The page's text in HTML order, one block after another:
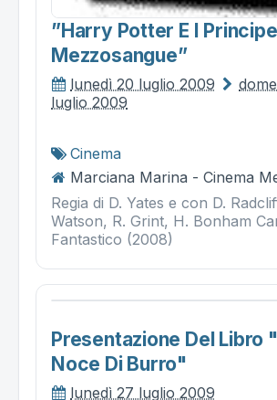
”harry Potter E I Principe
Mezzosangue”
lunedì 20 luglio 2009
luglio 2009
Cinema
Marciana Marina - Cinema
Regia di D. Yates e con D.
Watson, R. Grint, H. Bonham
Fantastico (2008)
Presentazione Del Libro
Noce Di Burro"
lunedì 27 luglio 2009